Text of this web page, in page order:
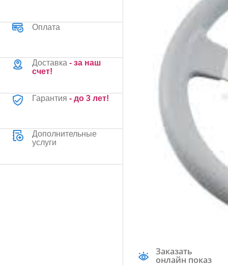
Оплата
Доставка - за наш
счет!
Гарантия - до 3 лет!
Дополнительные
услуги
Заказать
онлайн показ